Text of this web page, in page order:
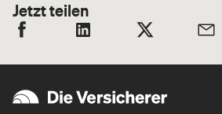
Jetzt teilen